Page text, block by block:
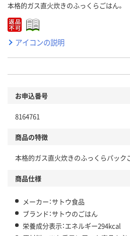
本格的ガス直火炊きのふっくらごはん。
アイコンの説明
お申込番号
8164761
商品の特徴
本格的ガス直火炊きのふっくらパック
商品仕様
メーカー：サトウ食品
ブランド：サトウのごはん
栄養成分表示：エネルギー294kcal